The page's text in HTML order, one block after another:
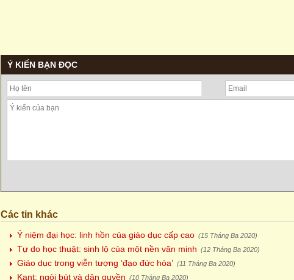
Ý KIẾN BẠN ĐỌC
Các tin khác
Ý niệm đại học: linh hồn của giáo dục cấp cao (15 Tháng Ba 2020)
Tự do học thuật: sinh lộ của một nền văn minh (12 Tháng Ba 2020)
Giáo dục trong viễn tượng ‘đạo đức hóa’ (11 Tháng Ba 2020)
Kant: ngòi bút và dân quyền (10 Tháng Ba 2020)